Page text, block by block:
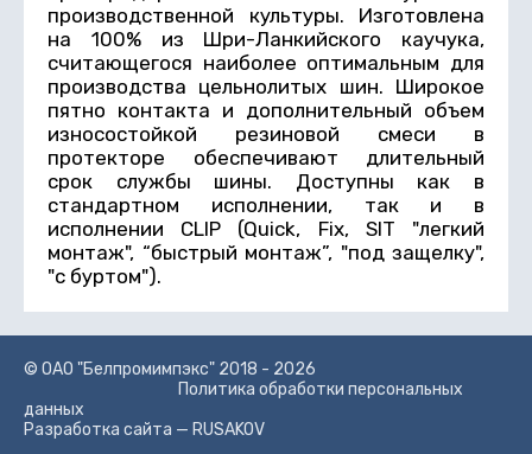
производственной культуры. Изготовлена
на 100% из Шри-Ланкийского каучука,
считающегося наиболее оптимальным для
производства цельнолитых шин. Широкое
пятно контакта и дополнительный объем
износостойкой резиновой смеси в
протекторе обеспечивают длительный
срок службы шины. Доступны как в
стандартном исполнении, так и в
исполнении CLIP (Quick, Fix, SIT "легкий
монтаж", “быстрый монтаж”, "под защелку",
"с буртом").
© ОАО "Белпромимпэкс" 2018 - 2026
Политика обработки персональных
данных
Разработка сайта — RUSAKOV